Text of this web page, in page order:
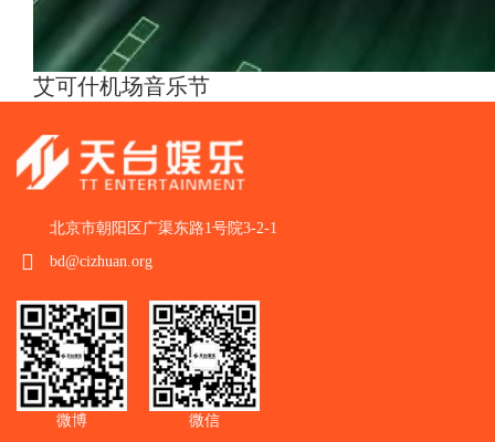
艾可什机场音乐节
北京市朝阳区广渠东路1号院3-2-1
bd@cizhuan.org
微博 微信